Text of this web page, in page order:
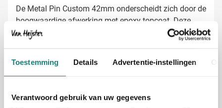
Toestemming Details Advertentie-instellingen
Verantwoord gebruik van uw gegevens
De Metal Pin Custom 42mm onderscheidt zich door de
hoogwaardige afwerking met epoxy topcoat. Deze
transparante beschermlaag geeft niet alleen een luxe
uitstraling, maar beschermt je ontwerp ook tegen
ontwerp jarenlang in perfecte staat, waardoor je pin
Bij Van Heijster Relatiegeschenken maken we van